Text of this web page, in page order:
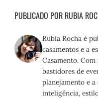
PUBLICADO POR RUBIA
Rubia Rocha é
casamentos e a
Casamento. Com
bastidores de
planejamento e
inteligência,